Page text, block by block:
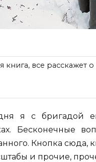
книга, все
я с бригадой
Бесконечные
Кнопка сюда,
и прочие,